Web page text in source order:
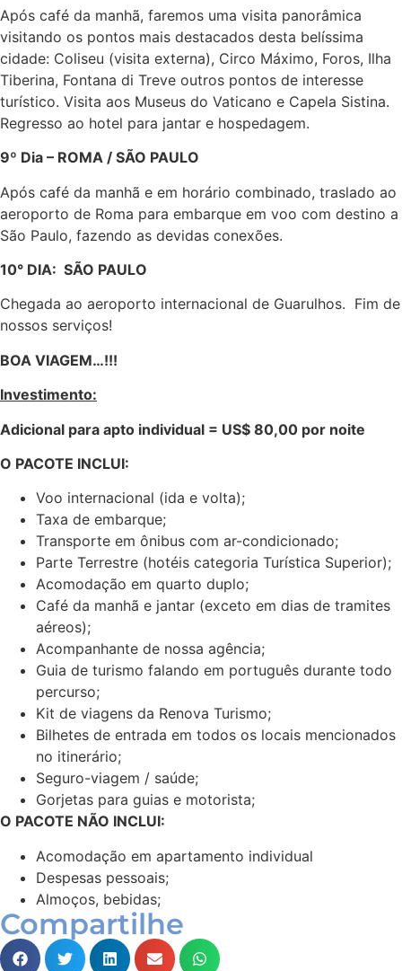
Após café da manhã, faremos uma visita panorâmica
visitando os pontos mais destacados desta belíssima
cidade: Coliseu (visita externa), Circo Máximo, Foros, Ilha
Tiberina, Fontana di Treve outros pontos de interesse
turístico. Visita aos Museus do Vaticano e Capela Sistina.
Regresso ao hotel para jantar e hospedagem.
9º Dia – ROMA / SÃO PAULO
Após café da manhã e em horário combinado, traslado ao
aeroporto de Roma para embarque em voo com destino a
São Paulo, fazendo as devidas conexões.
10° DIA: SÃO PAULO
Chegada ao aeroporto internacional de Guarulhos. Fim de
nossos serviços!
BOA VIAGEM…!!!
Investimento:
Adicional para apto individual = US$ 80,00 por noite
O PACOTE INCLUI:
Voo internacional (ida e volta);
Taxa de embarque;
Transporte em ônibus com ar-condicionado;
Parte Terrestre (hotéis categoria Turística Superior);
Acomodação em quarto duplo;
Café da manhã e jantar (exceto em dias de tramites
aéreos);
Acompanhante de nossa agência;
Guia de turismo falando em português durante todo
percurso;
Kit de viagens da Renova Turismo;
Bilhetes de entrada em todos os locais mencionados
no itinerário;
Seguro-viagem / saúde;
Gorjetas para guias e motorista;
O PACOTE NÃO INCLUI:
Acomodação em apartamento individual
Despesas pessoais;
Almoços, bebidas;
Compartilhe